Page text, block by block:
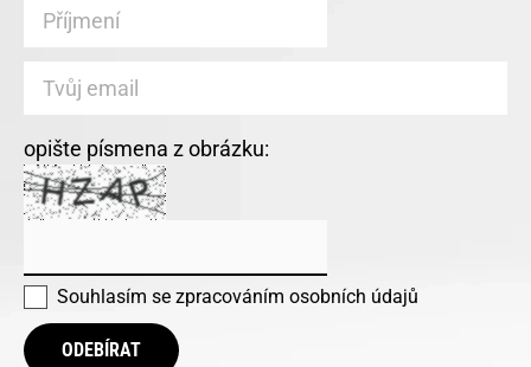
opište písmena z obrázku:
Souhlasím se zpracováním osobních údajů
ODEBÍRAT